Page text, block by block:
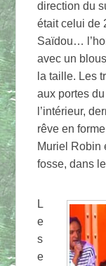
direction du
était celui de
Saïdou…
avec un
la taille. Les
aux portes
l’intérieur,
rêve en
Muriel Robin
fosse, dans le
L
e
s
e